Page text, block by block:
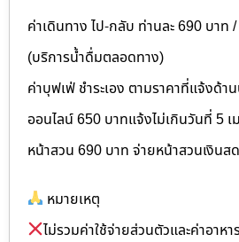
ค่าเดินทาง ไป-กลับ ท่านละ 690 บาท
(บริการน้ำดื่มตลอดทาง)
ค่าบุฟเฟ่ ชำระเอง ตามราคาที่แจ้งด้า
ออนไลน์ 650 บาทแจ้งไม่เกินวันที่ 5 เ
หน้าสวน 690 บาท จ่ายหน้าสวนเงินสด
หมายเหตุ
ไม่รวมค่าใช้จ่ายส่วนตัวและค่าอาห